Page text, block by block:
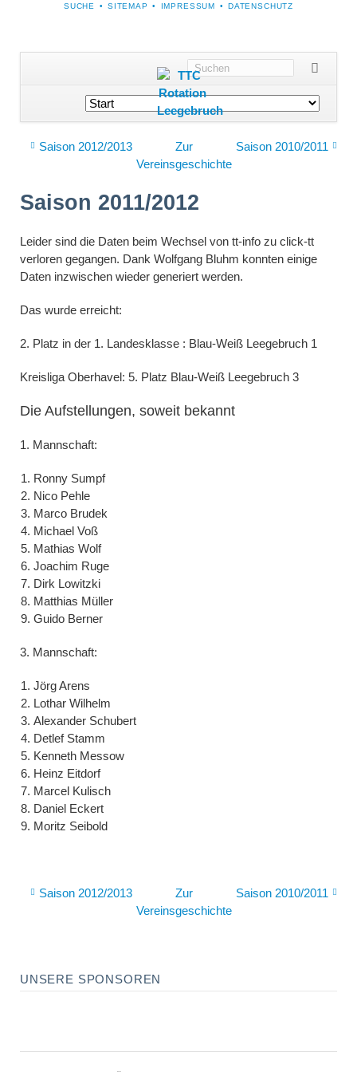
NAVIGATION
SUCHE SITEMAP IMPRESSUM DATENSCHUTZ
Navigation
überspringen
Saison 2012/2013
Saison 2010/2011
Zur
Vereinsgeschichte
Saison 2011/2012
Leider sind die Daten beim Wechsel von tt-info zu click-tt
verloren gegangen. Dank Wolfgang Bluhm konnten einige
Daten inzwischen wieder generiert werden.
Das wurde erreicht:
2. Platz in der 1. Landesklasse : Blau-Weiß Leegebruch 1
Kreisliga Oberhavel: 5. Platz Blau-Weiß Leegebruch 3
Die Aufstellungen, soweit bekannt
1. Mannschaft:
Ronny Sumpf
Nico Pehle
Marco Brudek
Michael Voß
Mathias Wolf
Joachim Ruge
Dirk Lowitzki
Matthias Müller
Guido Berner
3. Mannschaft:
Jörg Arens
Lothar Wilhelm
Alexander Schubert
Detlef Stamm
Kenneth Messow
Heinz Eitdorf
Marcel Kulisch
Daniel Eckert
Moritz Seibold
Saison 2012/2013 Saison 2010/2011
Zur
Vereinsgeschichte
UNSERE SPONSOREN